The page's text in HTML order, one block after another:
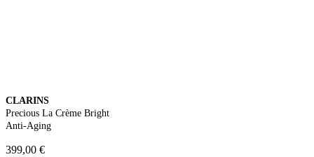
CLARINS
Precious La Crème Bright
Anti-Aging
399,00 €